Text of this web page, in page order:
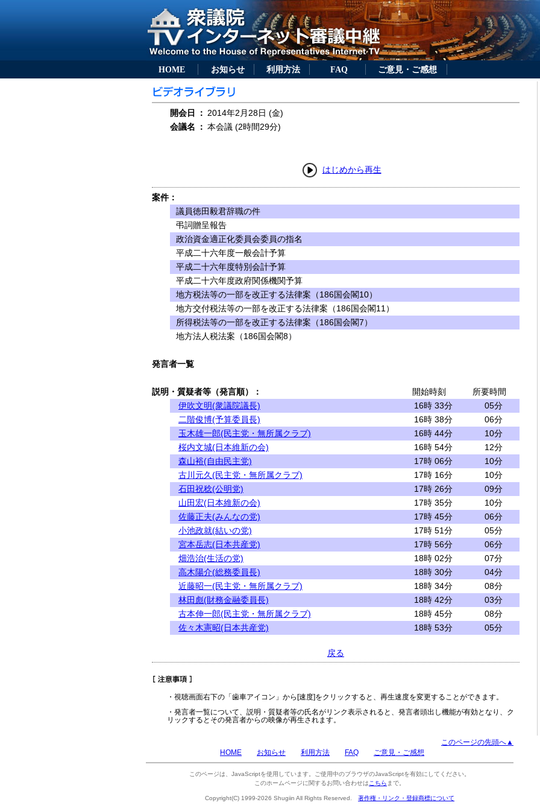
HOME お知らせ 利用方法 FAQ ご意見・ご感想
開会日 ： 2014年2月28日 (金)
会議名
： 本会議 (2時間29分)
はじめから再生
案件：
議員徳田毅君辞職の件
弔詞贈呈報告
政治資金適正化委員会委員の指名
平成二十六年度一般会計予算
平成二十六年度特別会計予算
平成二十六年度政府関係機関予算
地方税法等の一部を改正する法律案（186国会閣10）
地方交付税法等の一部を改正する法律案（186国会閣11）
所得税法等の一部を改正する法律案（186国会閣7）
地方法人税法案（186国会閣8）
発言者一覧
説明・質疑者等（発言順）： 開始時刻
所要時間
伊吹文明(衆議院議長)
16時 33分
05分
二階俊博(予算委員長)
16時 38分
06分
玉木雄一郎(民主党・無所属クラブ)
16時 44分
10分
桜内文城(日本維新の会)
16時 54分
12分
森山裕(自由民主党)
17時 06分
10分
古川元久(民主党・無所属クラブ)
17時 16分
10分
石田祝稔(公明党)
17時 26分
09分
山田宏(日本維新の会)
17時 35分
10分
佐藤正夫(みんなの党)
17時 45分
06分
小池政就(結いの党)
17時 51分
05分
宮本岳志(日本共産党)
17時 56分
06分
畑浩治(生活の党)
18時 02分
07分
高木陽介(総務委員長)
18時 30分
04分
近藤昭一(民主党・無所属クラブ)
18時 34分
08分
林田彪(財務金融委員長)
18時 42分
03分
古本伸一郎(民主党・無所属クラブ)
18時 45分
08分
佐々木憲昭(日本共産党)
18時 53分 05分
戻る
・視聴画面右下の「歯車アイコン」から[速度]をクリックすると、再生速度を変更することができます。
・発言者一覧について、説明・質疑者等の氏名がリンク表示されると、発言者頭出し機能が有効となり、ク
リックするとその発言者からの映像が再生されます。
このページの先頭へ▲
HOME
お知らせ 利用方法 FAQ ご意見・ご感想
このページは、JavaScriptを使用しています。ご使用中のブラウザのJavaScriptを有効にしてください。
このホームページに関するお問い合わせは こちら まで。
Copyright(C) 1999-2026 Shugiin All Rights Reserved. 著作権・リンク・登録商標について